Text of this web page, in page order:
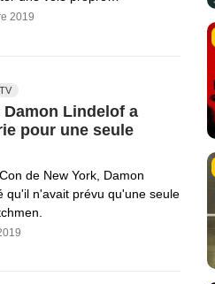
2019
Damon Lindelof a
pour une seule
de New York, Damon
qu'il n'avait prévu qu'une seule